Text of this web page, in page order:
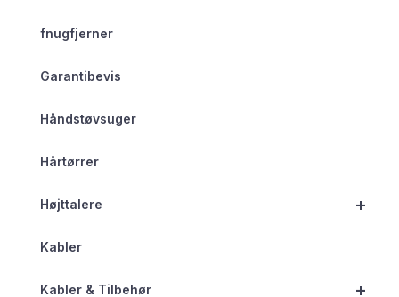
fnugfjerner
Garantibevis
Håndstøvsuger
Hårtørrer
+
Højttalere
Kabler
+
Kabler & Tilbehør